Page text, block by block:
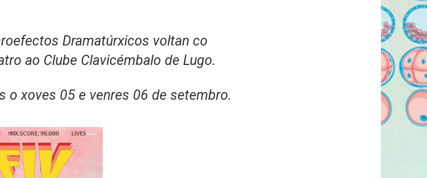
Dramatúrxicos voltan co
ao Clube Clavicémbalo de Lugo.
o xoves 05 e venres 06 de setembro.